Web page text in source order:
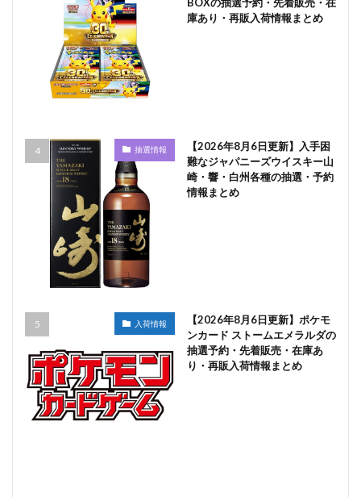
庫あり・再販入荷情報まとめ
抽選情報
【2026年8月6日更新】入手困
難なジャパニーズウイスキー山
崎・響・白州各種の抽選・予約
情報まとめ
入荷情報
【2026年8月6日更新】ポケモ
ンカード ストームエメラルダの
抽選予約・先着販売・在庫あ
り・再販入荷情報まとめ